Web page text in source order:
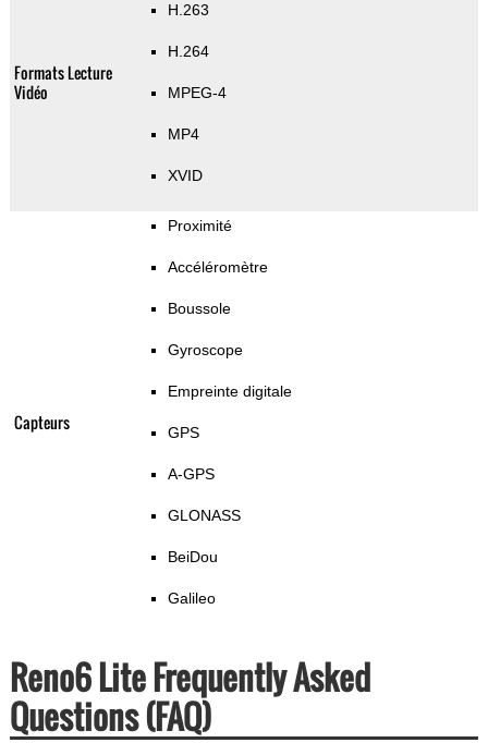
Formats Lecture
Vidéo
H.263
H.264
MPEG-4
MP4
XVID
Capteurs
Proximité
Accéléromètre
Boussole
Gyroscope
Empreinte digitale
GPS
A-GPS
GLONASS
BeiDou
Galileo
Reno6 Lite Frequently Asked
Questions (FAQ)